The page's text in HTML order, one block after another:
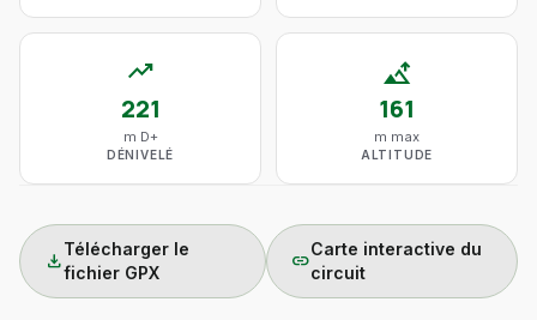
trending_up
221
m D+
DÉNIVELÉ
altitude
161
m max
ALTITUDE
download
Télécharger le
fichier GPX
link
Carte interactive du
circuit